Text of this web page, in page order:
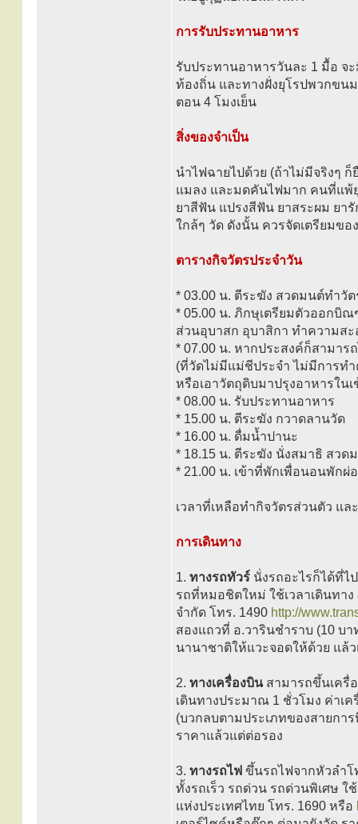
การรับประทานอาหาร
รับประทานอาหารวันละ 1 มื้อ จ
ท้องถิ่น และทางฝั่งยุโรปพวกข
ตอน 4 โมงเย็น
สิ่งของจำเป็น
นำไฟฉายไปด้วย (ถ้าไม่มีจริงๆ
แมลง และมดคันไฟมาก คนที่แพ้ยุ
ยาสีฟัน แปรงสีฟัน ยาสระผม ยา
ใกล้ๆ วัด ดังนั้น ควรจัดเตรียมขอ
ตารางกิจวัตรประจำวัน
* 03.00 น. ตีระฆัง สวดมนต์ทำวั
* 05.00 น. ภิกษุเตรียมตัวออกบิ
ส่วนอุบาสก อุบาสิกา ทำความส
* 07.00 น. หากประสงค์ก็สามาร
(ที่วัดไม่มีแม่ชีประจำ ไม่มีการท
หรือเอาวัตถุดิบมาปรุงอาหารใน
* 08.00 น. รับประทานอาหาร
* 15.00 น. ตีระฆัง กวาดลานวัด
* 16.00 น. ดื่มน้ำปานะ
* 18.15 น. ตีระฆัง นั่งสมาธิ สว
* 21.00 น. เข้าที่พักเพื่อนอนพักผ่
เวลาที่เหลือทำกิจวัตรส่วนตัว แล
การเดินทาง
1. ทางรถทัวร์ นั่งรถอะไรก็ได้ที่ไ
รถที่หมอชิตใหม่ ใช้เวลาเดินทา
จำกัด โทร. 1490 http://
สองแถวที่ อ.วารินชำราบ (10 บ
นานาชาติให้แวะจอดให้ด้วย แล้
2. ทางเครื่องบินสามารถขึ้นเครื่
เดินทางประมาณ 1 ชั่วโมง ค่าเ
(บวกลบตามประเภทของสายกา
ราคาแล้วแต่ต่อรอง
3. ทางรถไฟ ขึ้นรถไฟจากหัวลำโ
ทั้งรถเร็ว รถด่วน รถด่วนพิเศษ ใ
แห่งประเทศไทย โทร. 1690 หรือ